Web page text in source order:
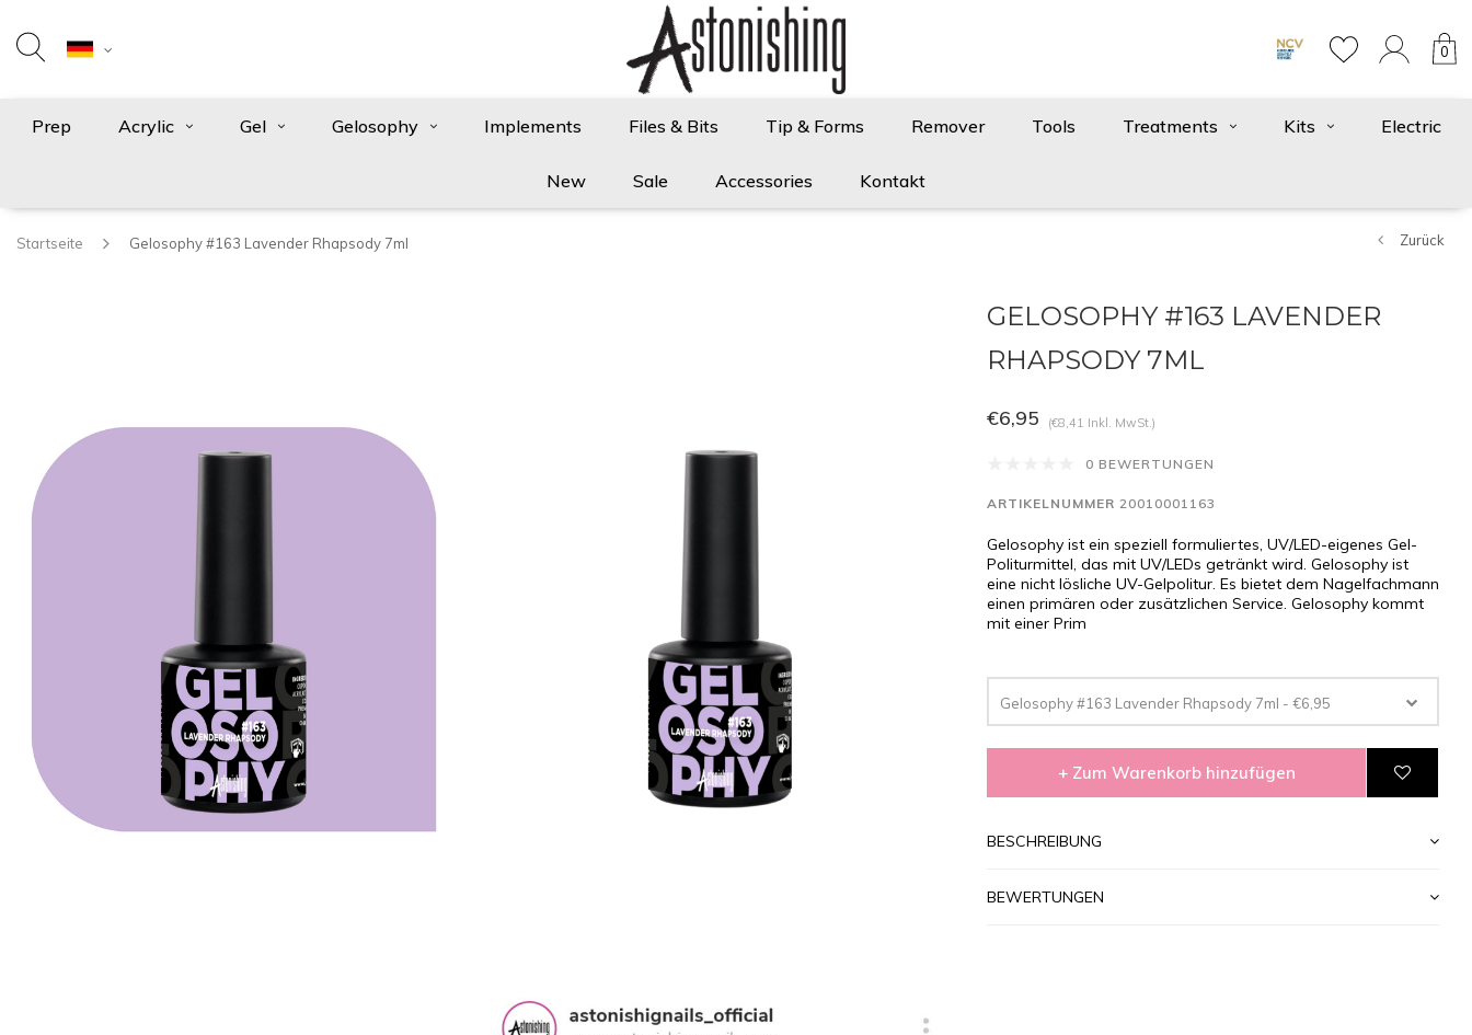
0
Prep Acrylic Gel Gelosophy Implements Files & Bits Tip & Forms Remover Tools Treatments Kits Electric
New Sale Accessories Kontakt
Startseite Gelosophy #163 Lavender Rhapsody 7ml Zurück
GELOSOPHY #163 LAVENDER
RHAPSODY 7ML
€6,95 (€8,41 Inkl. MwSt.)
0 BEWERTUNGEN
ARTIKELNUMMER 20010001163
Gelosophy ist ein speziell formuliertes, UV/LED-eigenes Gel-
Politurmittel, das mit UV/LEDs getränkt wird. Gelosophy ist
eine nicht lösliche UV-Gelpolitur. Es bietet dem Nagelfachmann
einen primären oder zusätzlichen Service. Gelosophy kommt
mit einer Prim
Gelosophy #163 Lavender Rhapsody 7ml - €6,95
+ Zum Warenkorb hinzufügen
BESCHREIBUNG
BEWERTUNGEN